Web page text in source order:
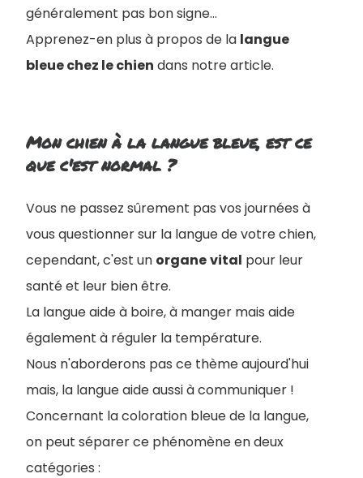
généralement pas bon signe...
Apprenez-en plus à propos de la langue
bleue chez le chien dans notre article.
Mon chien à la langue bleue, est ce
que c'est normal ?
Vous ne passez sûrement pas vos journées à
vous questionner sur la langue de votre chien,
cependant, c'est un organevital pour leur
santé et leur bien être.
La langue aide à boire, à manger mais aide
également à réguler la température.
Nous n'aborderons pas ce thème aujourd'hui
mais, la langue aide aussi à communiquer !
Concernant la coloration bleue de la langue,
on peut séparer ce phénomène en deux
catégories :